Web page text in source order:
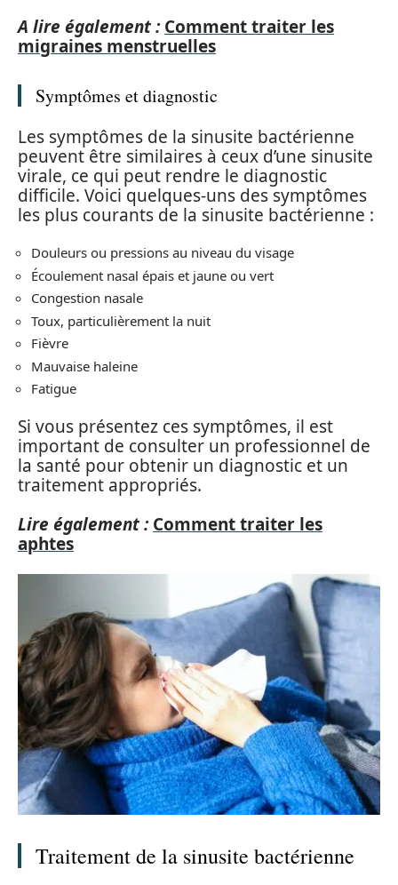
A lire également : Comment traiter les
migraines menstruelles
Symptômes et diagnostic
Les symptômes de la sinusite bactérienne
peuvent être similaires à ceux d’une sinusite
virale, ce qui peut rendre le diagnostic
difficile. Voici quelques-uns des symptômes
les plus courants de la sinusite bactérienne :
Douleurs ou pressions au niveau du visage
Écoulement nasal épais et jaune ou vert
Congestion nasale
Toux, particulièrement la nuit
Fièvre
Mauvaise haleine
Fatigue
Si vous présentez ces symptômes, il est
important de consulter un professionnel de
la santé pour obtenir un diagnostic et un
traitement appropriés.
Lire également : Comment traiter les
aphtes
Traitement de la sinusite bactérienne